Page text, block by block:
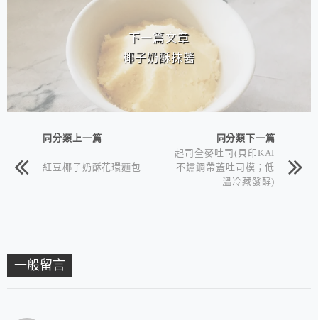
下一篇文章
椰子奶酥抹醬
同分類上一篇
紅豆椰子奶酥花環麵包
同分類下一篇
起司全麥吐司(貝印KAI
不鏽鋼帶蓋吐司模；低
溫冷藏發酵)
一般留言